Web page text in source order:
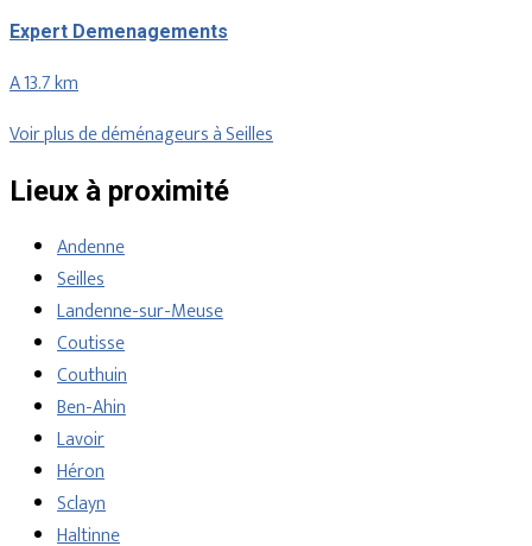
Expert Demenagements
A 13.7 km
Voir plus de déménageurs à Seilles
Lieux à proximité
Andenne
Seilles
Landenne-sur-Meuse
Coutisse
Couthuin
Ben-Ahin
Lavoir
Héron
Sclayn
Haltinne